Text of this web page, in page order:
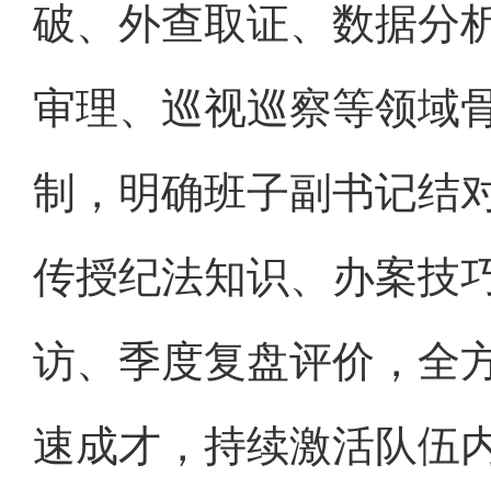
破、外查取证、数据分
审理、巡视巡察等领域
制，明确班子副书记结
传授纪法知识、办案技
访、季度复盘评价，全
速成才，持续激活队伍